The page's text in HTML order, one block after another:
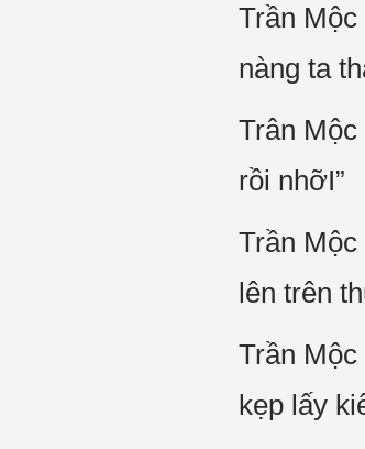
Trần
nàng ta
Trân
rồi nhỡI”
Trần
lên trên
Trần
kẹp lấy